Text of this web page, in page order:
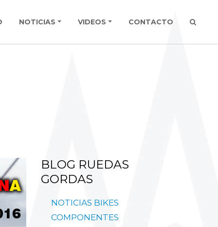
NOTICIAS VIDEOS CONTACTO
BLOG RUEDAS
GORDAS
NOTICIAS BIKES
COMPONENTES